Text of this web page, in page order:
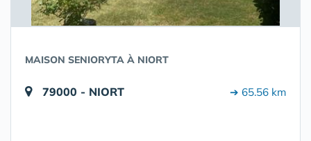
MAISON SENIORYTA À NIORT
79000 - NIORT ➔ 65.56 km